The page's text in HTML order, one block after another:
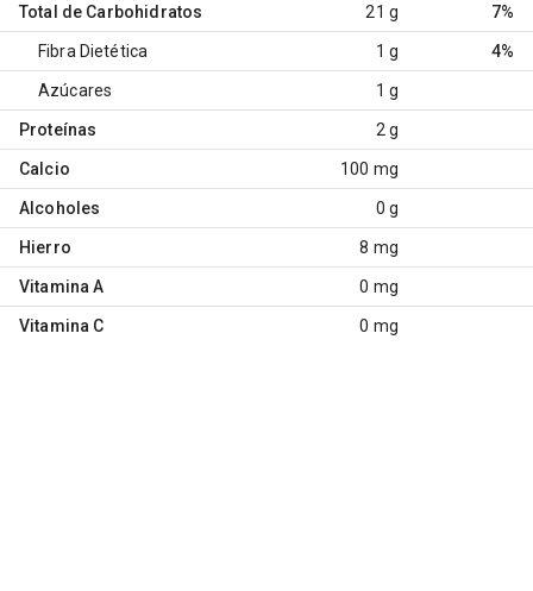
Total de Carbohidratos 21 g 7%
Fibra Dietética 1 g 4%
Azúcares 1 g
Proteínas 2 g
Calcio 100 mg
Alcoholes 0 g
Hierro 8 mg
Vitamina A 0 mg
Vitamina C 0 mg